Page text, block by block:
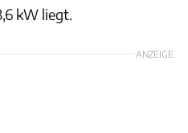
kW liegt.
ANZEIGE